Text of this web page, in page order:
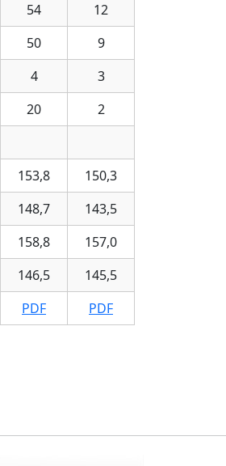
54
12
50
9
4
3
20
2
153,8
150,3
148,7
143,5
158,8
157,0
146,5
145,5
PDF PDF